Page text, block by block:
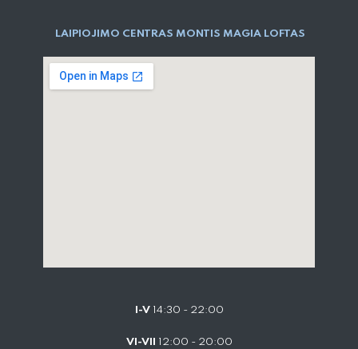
LAIPIOJIMO CENTRAS MONTIS MAGIA LOFTAS
I-V14:30 - 22:00
VI-VII 12:00 - 20:00